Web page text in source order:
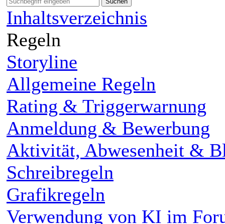
Inhaltsverzeichnis
Regeln
Storyline
Allgemeine Regeln
Rating & Triggerwarnung
Anmeldung & Bewerbung
Aktivität, Abwesenheit &
Schreibregeln
Grafikregeln
Verwendung von KI im